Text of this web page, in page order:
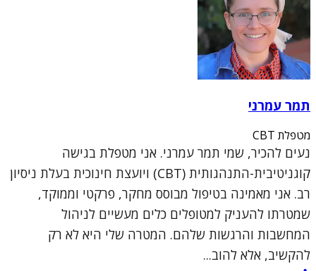
תמר עמרני
מטפלת CBT
נעים להכיר, שמי תמר עמרני. אני מטפלת בגישה
קוגניטיבית-התנהגותית (CBT) ויועצת חינוכית בעלת ניסיון
רב. אני מאמינה בטיפול מבוסס מחקר, פרקטי וממוקד,
שמטרתו להעניק למטופלים כלים מעשיים לניהול
המחשבות והרגשות שלהם. המטרה שלי היא לא רק
להקשיב, אלא להוב...